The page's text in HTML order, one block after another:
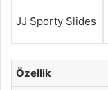
JJ Sporty Slides
Özellik